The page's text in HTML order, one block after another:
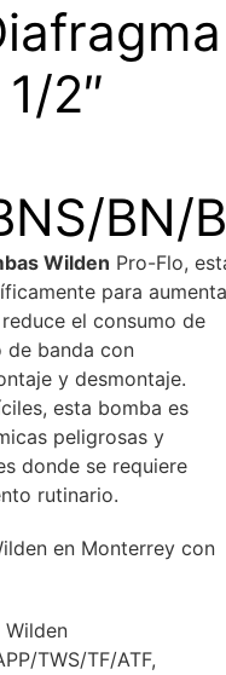
2″
BN/
Wilden Pro-Flo,
para
el consumo de
de banda con
y desmontaje.
esta bomba es
peligrosas y
donde se requiere
rutinario.
en Monterrey con
Wilden
TWS/TF/ATF,